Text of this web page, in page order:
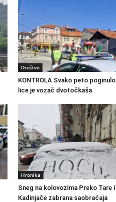
Društvo
KONTROLA Svako peto poginulo
lice je vozač dvotočkaša
Hronika
Sneg na kolovozima Preko Tare i
Kadinjače zabrana saobraćaja